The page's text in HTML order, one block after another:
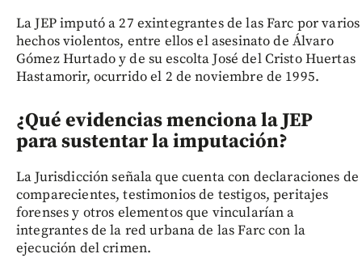
La JEP imputó a 27 exintegrantes de las Farc por varios
hechos violentos, entre ellos el asesinato de Álvaro
Gómez Hurtado y de su escolta José del Cristo Huertas
Hastamorir, ocurrido el 2 de noviembre de 1995.
¿Qué evidencias menciona la JEP
para sustentar la imputación?
La Jurisdicción señala que cuenta con declaraciones de
comparecientes, testimonios de testigos, peritajes
forenses y otros elementos que vincularían a
integrantes de la red urbana de las Farc con la
ejecución del crimen.